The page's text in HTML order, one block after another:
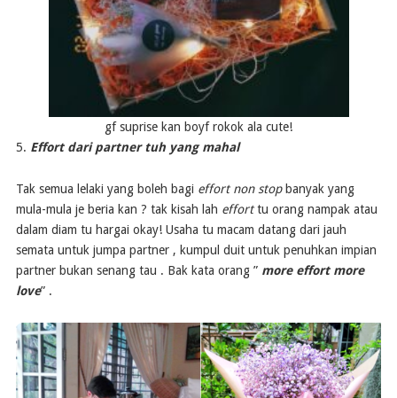
gf suprise kan boyf rokok ala cute!
5. Effort dari partner tuh yang mahal
Tak semua lelaki yang boleh bagi effort non stopbanyak yang
mula-mula je beria kan ? tak kisah lah efforttu orang nampak atau
dalam diam tu hargai okay! Usaha tu macam datang dari jauh
semata untuk jumpa partner , kumpul duit untuk penuhkan impian
partner bukan senang tau . Bak kata orang ” more effort more
love” .